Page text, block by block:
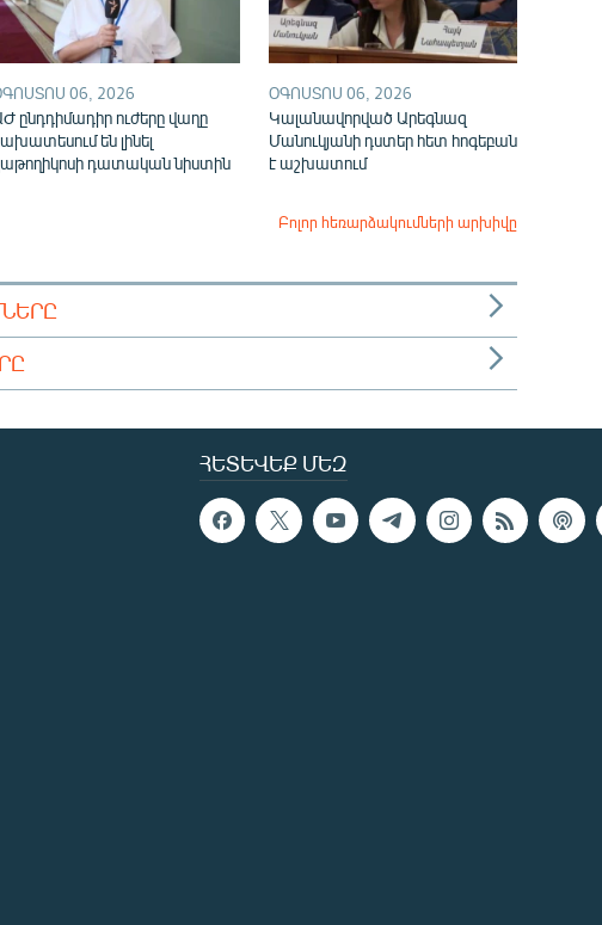
06, 2026
ընդդիմադիր ուժերը վաղը
են լինել
դատական նիստին
ՕԳՈՍՏՈՍ 06, 2026
Կալանավորված Արեգնազ
Մանուկյանի դստեր հետ հոգեբան
է աշխատում
Բոլոր հեռարձակումների արխիվը
ՀԵՏԵՎԵՔ ՄԵԶ